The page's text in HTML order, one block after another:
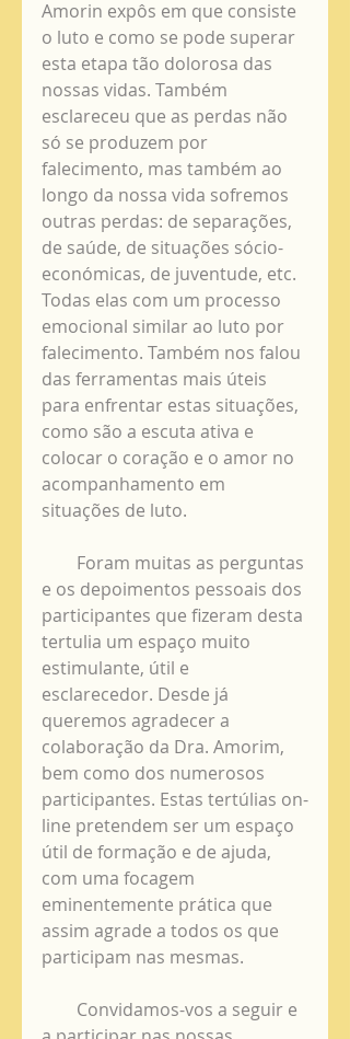
Amorin expôs em que consiste
o luto e como se pode superar
esta etapa tão dolorosa das
nossas vidas. Também
esclareceu que as perdas não
só se produzem por
falecimento, mas também ao
longo da nossa vida sofremos
outras perdas: de separações,
de saúde, de situações sócio-
económicas, de juventude, etc.
Todas elas com um processo
emocional similar ao luto por
falecimento. Também nos falou
das ferramentas mais úteis
para enfrentar estas situações,
como são a escuta ativa e
colocar o coração e o amor no
acompanhamento em
situações de luto.
Foram muitas as perguntas
e os depoimentos pessoais dos
participantes que fizeram desta
tertulia um espaço muito
estimulante, útil e
esclarecedor. Desde já
queremos agradecer a
colaboração da Dra. Amorim,
bem como dos numerosos
participantes. Estas tertúlias on-
line pretendem ser um espaço
útil de formação e de ajuda,
com uma focagem
eminentemente prática que
assim agrade a todos os que
participam nas mesmas.
Convidamos-vos a seguir e